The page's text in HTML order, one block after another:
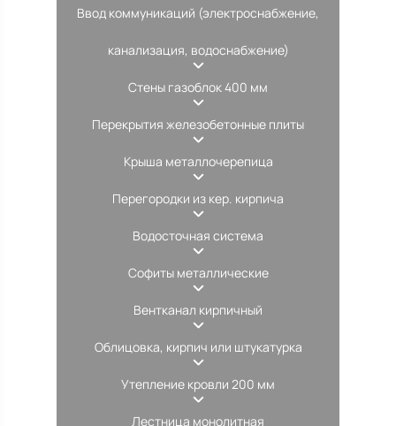
Ввод коммуникаций (электроснабжение,
канализация, водоснабжение)
Стены газоблок 400 мм
Перекрытия железобетонные плиты
Крыша металлочерепица
Перегородки из кер. кирпича
Водосточная система
Софиты металлические
Вентканал кирпичный
Облицовка, кирпич или штукатурка
Утепление кровли 200 мм
Лестница монолитная